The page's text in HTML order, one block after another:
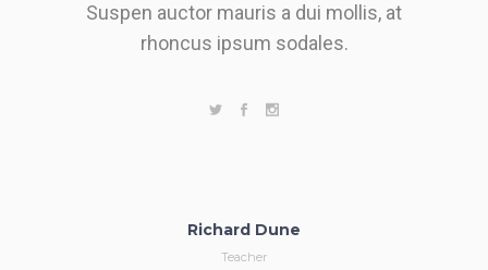
Suspen auctor mauris a dui mollis, at
rhoncus ipsum sodales.
Richard Dune
Teacher